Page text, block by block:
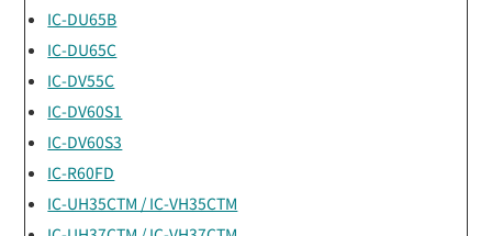
IC-DU65B
IC-DU65C
IC-DV55C
IC-DV60S1
IC-DV60S3
IC-R60FD
IC-UH35CTM / IC-VH35CTM